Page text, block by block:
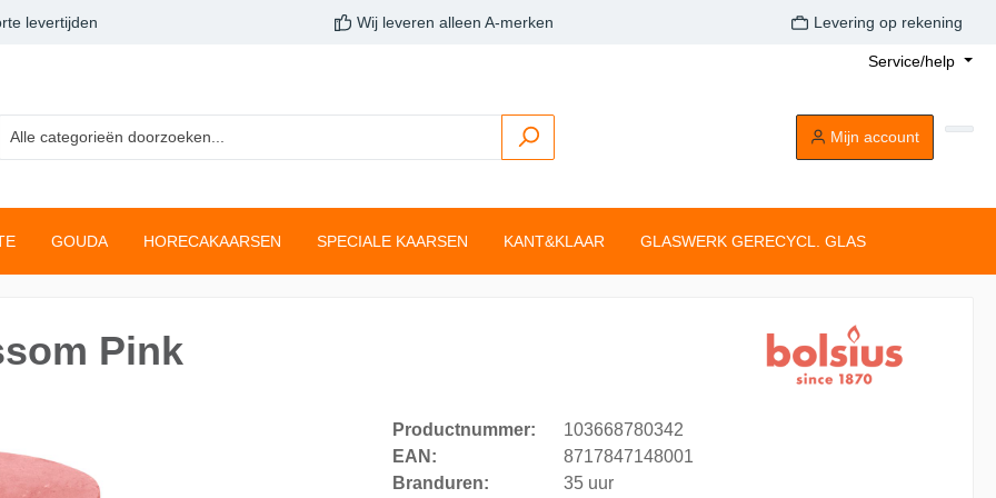
levertijden Wij leveren alleen A-merken Levering op rekening
Service/help
Mijn account
GOUDA HORECAKAARSEN SPECIALE KAARSEN KANT&KLAAR GLASWERK GERECYCL. GLAS
Clean Light
Stompkaarsen
Pink
Productnummer:
103668780342
EAN:
8717847148001
Branduren:
35 uur